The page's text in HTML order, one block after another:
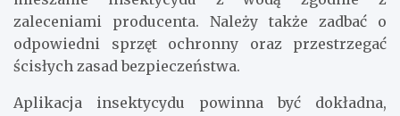
zaleceniami producenta. Należy także zadbać o
odpowiedni sprzęt ochronny oraz przestrzegać
ścisłych zasad bezpieczeństwa.
Aplikacja insektycydu powinna być dokładna,